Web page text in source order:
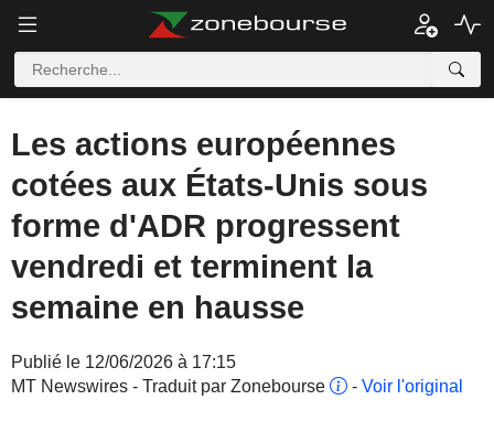
Les actions européennes
cotées aux États-Unis sous
forme d'ADR progressent
vendredi et terminent la
semaine en hausse
Publié le 12/06/2026 à 17:15
MT Newswires - Traduit par Zonebourse
- Voir l'original